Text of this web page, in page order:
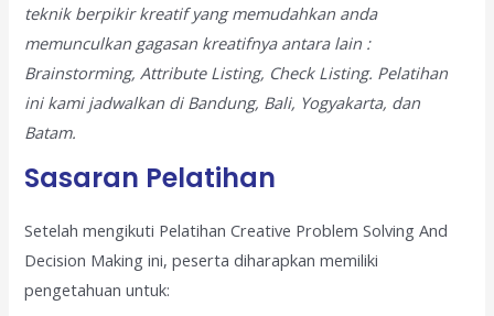
teknik berpikir kreatif yang memudahkan anda
memunculkan gagasan kreatifnya antara lain :
Brainstorming, Attribute Listing, Check Listing. Pelatihan
ini kami jadwalkan di Bandung, Bali, Yogyakarta, dan
Batam.
Sasaran Pelatihan
Setelah mengikuti Pelatihan Creative Problem Solving And
Decision Making ini, peserta diharapkan memiliki
pengetahuan untuk: